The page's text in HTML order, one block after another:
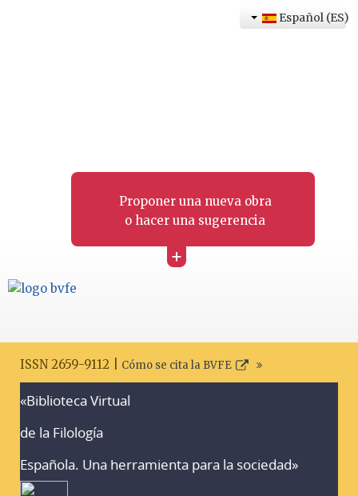
Proponer una nueva obra
o hacer una sugerencia
+
Español (ES)
ISSN 2659-9112 | Cómo se cita la BVFE
«Biblioteca Virtual
de la Filología
Española. Una herramienta para la sociedad»